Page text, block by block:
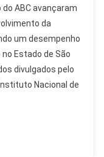
ABC avançaram
da
um desempenho
Estado de São
divulgados pelo
Nacional de